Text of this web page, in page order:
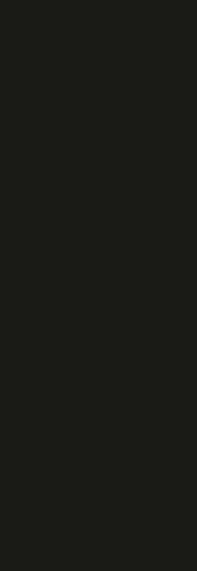
jogará no Rio de
a equipe viaja
pontuar para se
pontos.
na próxima quinta-